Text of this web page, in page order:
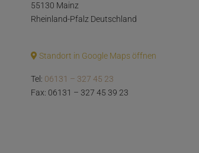
55130 Mainz
Rheinland-Pfalz Deutschland
Standort in Google Maps öffnen
Tel: 06131 – 327 45 23
Fax: 06131 – 327 45 39 23